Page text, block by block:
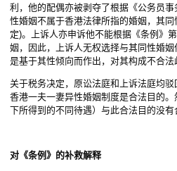
利，他的配偶亦被剥夺了根据《公务员
性婚姻不属于香港法律所指的婚姻，其
定)。上诉人亦申诉他不能根据《条例》
姻，因此，上诉人无权选择与其同性婚
是基于其性倾向而作出，对其构成不合法
关于税务决定，原讼法庭和上诉法庭均
香港一夫一妻异性婚姻制度是合法目的
下所得到的不同待遇）与此合法目的没有
对《条例》的补救解释